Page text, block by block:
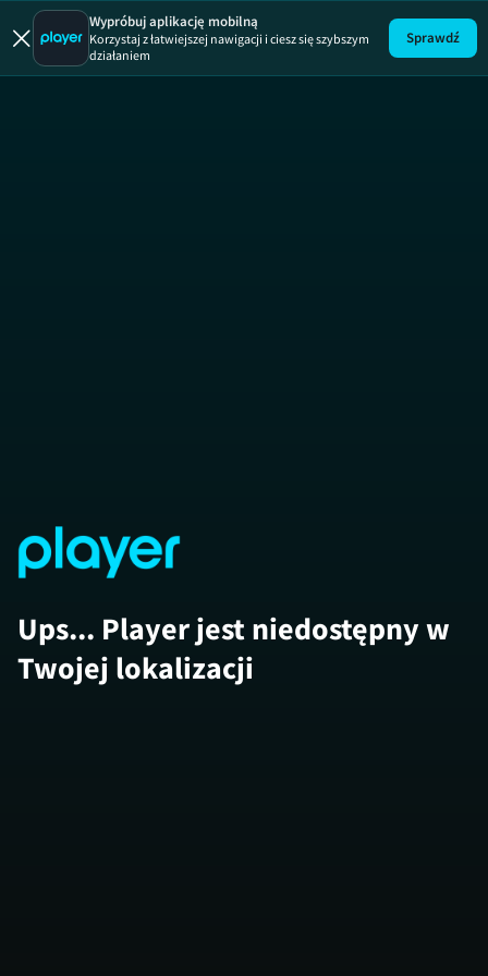
Wypróbuj aplikację mobilną
Korzystaj z łatwiejszej nawigacji i ciesz się szybszym
działaniem
Sprawdź
Ups... Player jest niedostępny w
Twojej lokalizacji